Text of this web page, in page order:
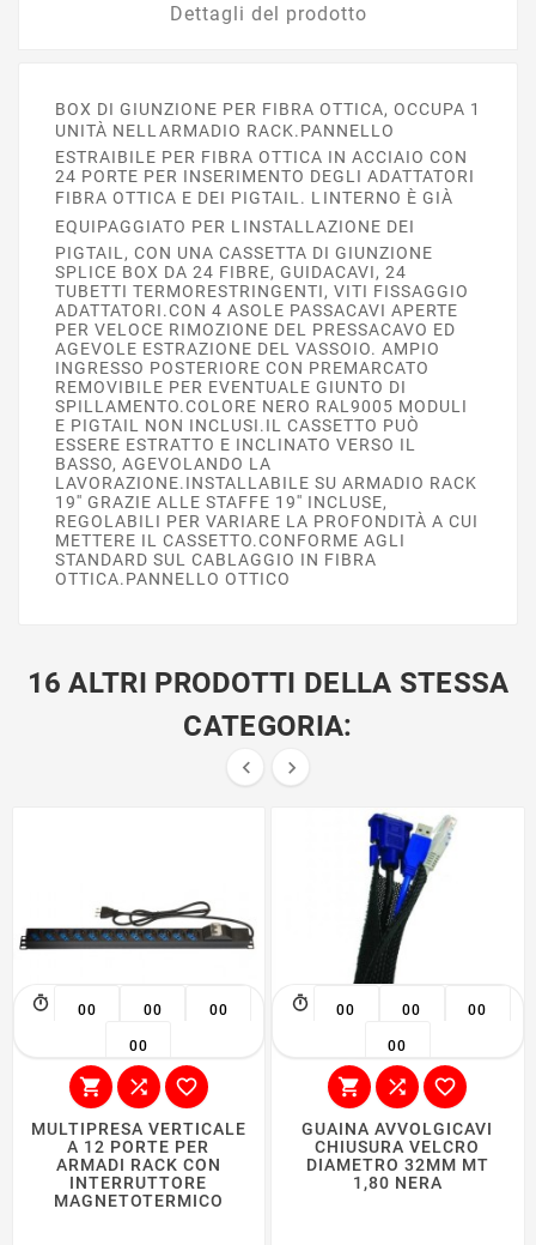
Dettagli del prodotto
BOX DI GIUNZIONE PER FIBRA OTTICA, OCCUPA 1
UNITÀ NELLARMADIO RACK.PANNELLO
ESTRAIBILE PER FIBRA OTTICA IN ACCIAIO CON
24 PORTE PER INSERIMENTO DEGLI ADATTATORI
FIBRA OTTICA E DEI PIGTAIL. LINTERNO È GIÀ
EQUIPAGGIATO PER LINSTALLAZIONE DEI
PIGTAIL, CON UNA CASSETTA DI GIUNZIONE
SPLICE BOX DA 24 FIBRE, GUIDACAVI, 24
TUBETTI TERMORESTRINGENTI, VITI FISSAGGIO
ADATTATORI.CON 4 ASOLE PASSACAVI APERTE
PER VELOCE RIMOZIONE DEL PRESSACAVO ED
AGEVOLE ESTRAZIONE DEL VASSOIO. AMPIO
INGRESSO POSTERIORE CON PREMARCATO
REMOVIBILE PER EVENTUALE GIUNTO DI
SPILLAMENTO.COLORE NERO RAL9005 MODULI
E PIGTAIL NON INCLUSI.IL CASSETTO PUÒ
ESSERE ESTRATTO E INCLINATO VERSO IL
BASSO, AGEVOLANDO LA
LAVORAZIONE.INSTALLABILE SU ARMADIO RACK
19'' GRAZIE ALLE STAFFE 19'' INCLUSE,
REGOLABILI PER VARIARE LA PROFONDITÀ A CUI
METTERE IL CASSETTO.CONFORME AGLI
STANDARD SUL CABLAGGIO IN FIBRA
OTTICA.PANNELLO OTTICO
16 ALTRI PRODOTTI DELLA STESSA
CATEGORIA:
 
00 00 00
00
  
MULTIPRESA VERTICALE
A 12 PORTE PER
ARMADI RACK CON
INTERRUTTORE
MAGNETOTERMICO
00 00 00
00
  
GUAINA AVVOLGICAVI
CHIUSURA VELCRO
DIAMETRO 32MM MT
1,80 NERA